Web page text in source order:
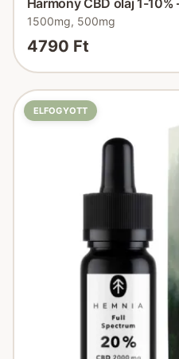
1500mg, 500mg
4790 Ft
ELFOGYOTT